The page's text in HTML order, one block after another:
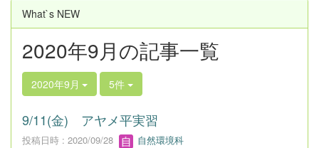
What`s NEW
2020年9月の記事一覧
2020年9月 5件
9/11(金) アヤメ平実習
投稿日時 : 2020/09/28 自然環境科